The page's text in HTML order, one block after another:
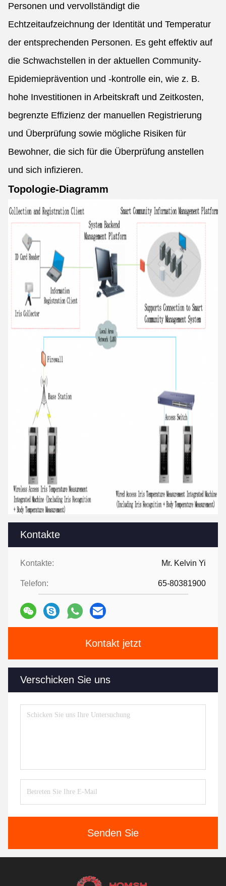
Kontakte
Kontakte: Mr. Kelvin Yi
Telefon: 65-80381900
Kontakt jetzt
Verschicken Sie uns
Senden Sie
Personen und vervollständigt die
Echtzeitaufzeichnung der Identität und Temperatur
der entsprechenden Personen. Es geht effektiv auf
die Schwachstellen in der aktuellen Community-
Epidemieprävention und -kontrolle ein, wie z. B.
hohe Investitionen in Arbeitskraft und Zeitkosten,
begrenzte Effizienz der manuellen Registrierung
und Überprüfung sowie mögliche Risiken für
Bewohner, die sich für die Überprüfung anstellen
und sich infizieren.
Topologie-Diagramm